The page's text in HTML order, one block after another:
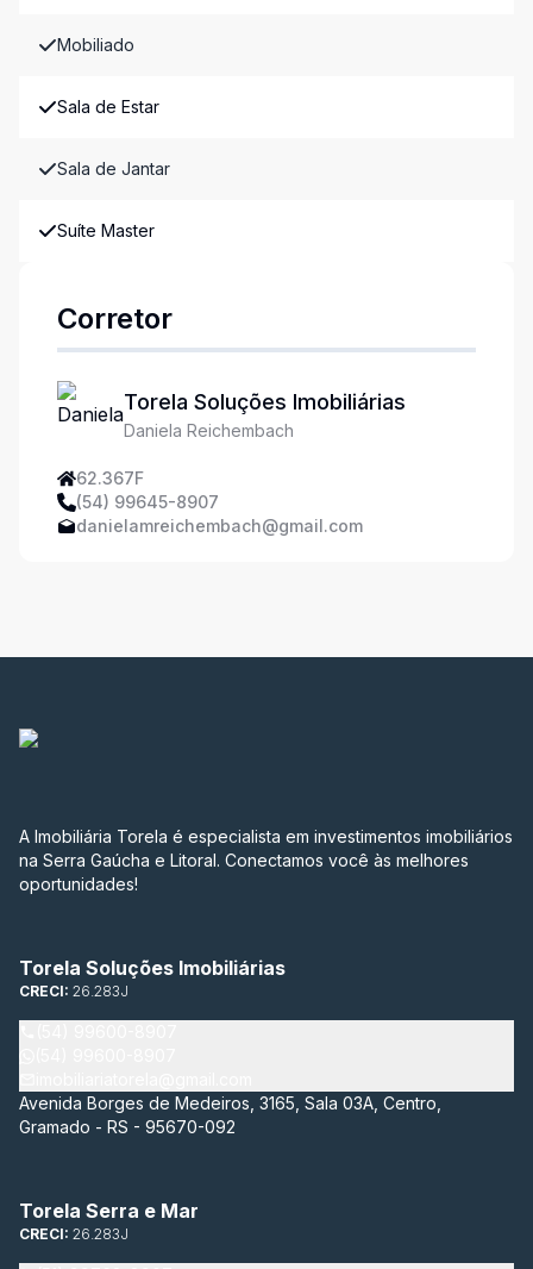
Mobiliado
Sala de Estar
Sala de Jantar
Suíte Master
Corretor
Torela Soluções Imobiliárias
Daniela Reichembach
62.367F
(54) 99645-8907
danielamreichembach@gmail.com
A Imobiliária Torela é especialista em investimentos imobiliários
na Serra Gaúcha e Litoral. Conectamos você às melhores
oportunidades!
Torela Soluções Imobiliárias
CRECI: 26.283J
Avenida Borges de Medeiros, 3165, Sala 03A, Centro,
Gramado - RS - 95670-092
Torela Serra e Mar
CRECI: 26.283J